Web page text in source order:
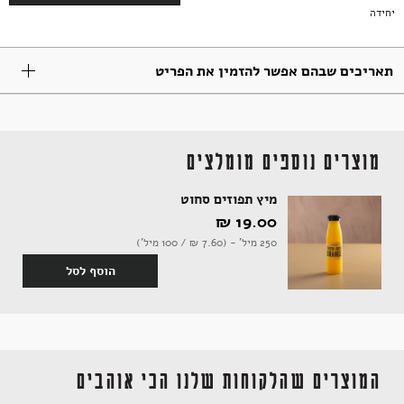
יחידה
תאריכים שבהם אפשר להזמין את הפריט
מוצרים נוספים מומלצים
מיץ תפוזים סחוט
19.00 ‏₪
250 מיל' - (7.60 ‏₪ / 100 מיל')
הוסף לסל
המוצרים שהלקוחות שלנו הכי אוהבים
ארוחות שלמות
מגשי אירוח מתוקים
תבלינים
אלכוהול ותזקיקים
חדר רחצה
סלים ותיקים